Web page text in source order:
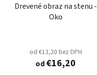
Drevené obraz na stenu -
Oko
od €13,20 bez DPH
od€16,20